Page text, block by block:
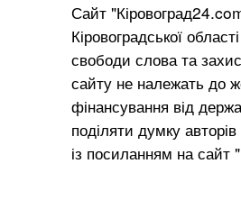
Сайт
Кіровоградської
свободи слова та
сайту не належать до
фінансування від
поділяти думку
із посиланням на сайт